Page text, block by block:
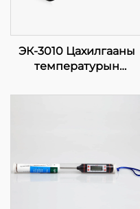
ЭК-3010 Цахилгааны
температурын
үргэлж байгаа зөвлөх